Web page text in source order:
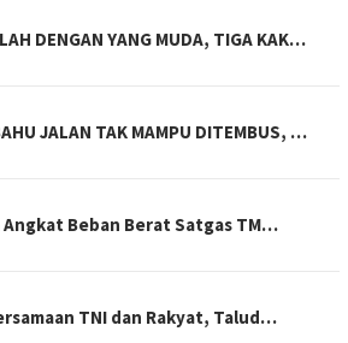
DENGAN YANG MUDA, TIGA KAK…
JALAN TAK MAMPU DITEMBUS, …
Angkat Beban Berat Satgas TM…
TNI dan Rakyat, Talud…